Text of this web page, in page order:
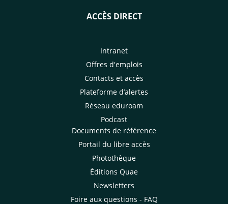
ACCÈS DIRECT
Intranet
Offres d'emplois
Contacts et accès
Plateforme d’alertes
Réseau eduroam
Podcast
Documents de référence
Portail du libre accès
Photothèque
Éditions Quae
Newsletters
Foire aux questions - FAQ